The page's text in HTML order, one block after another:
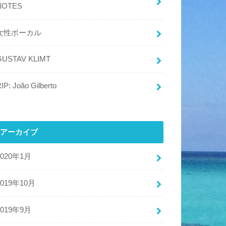
性ボーカル
KLIMT
João Gilberto
アーカイブ
年1月
年10月
年9月